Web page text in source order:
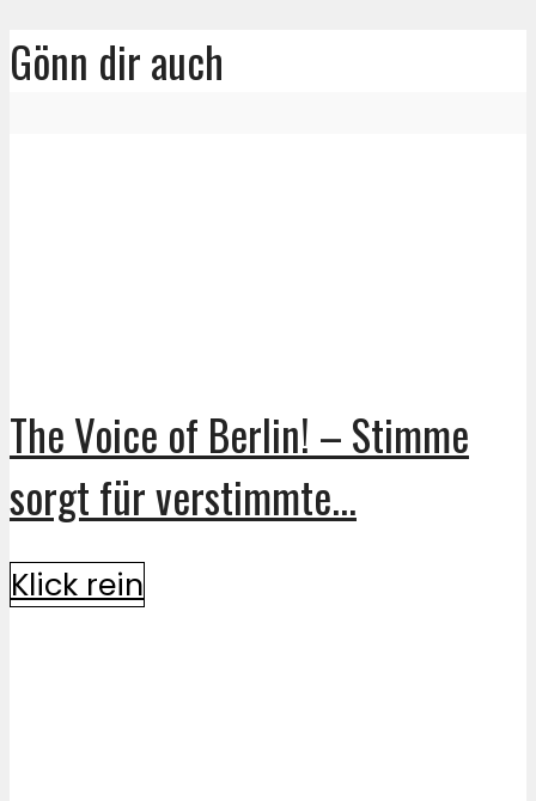
Gönn dir auch
The Voice of Berlin! – Stimme
sorgt für verstimmte...
Klick rein